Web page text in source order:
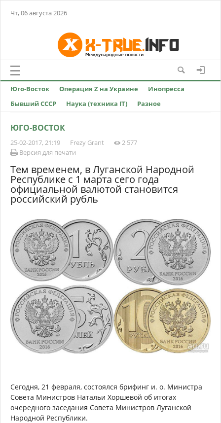
Чт, 06 августа 2026
Юго-Восток Операция Z на Украине
Инопресса
Бывший СССР
Наука (техника IT) Разное
ЮГО-ВОСТОК
25-02-2017, 21:19 Frezy Grant
2 577
Версия для печати
Тем временем, в Луганской Народной
Республике с 1 марта сего года
официальной валютой становится
российский рубль
Сегодня, 21 февраля, состоялся брифинг и. о. Министра
Совета Министров Натальи Хоршевой об итогах
очередного заседания Совета Министров Луганской
Народной Республики.